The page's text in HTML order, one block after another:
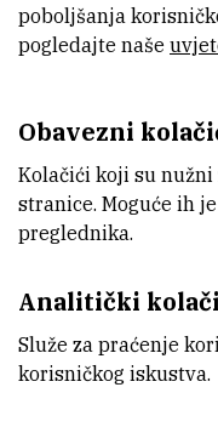
dosadašnjih metoda koji
ova metoda je značajno
PRIOPCENJE-
odredjivanje-
subatomskih-
poboljšanja
pogledajte naše
Obavezni
Kolačići koji su
stranice. Moguće ih
preglednika.
Analitički
Služe za praćenje
korisničkog iskustva.